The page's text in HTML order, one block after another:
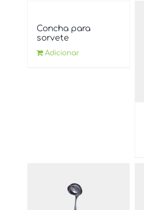
Concha para
sorvete
Adicionar